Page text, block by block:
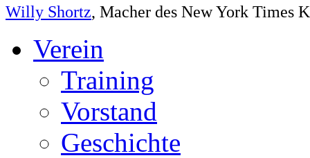
Willy Shortz, Macher des New York Times
Verein
Training
Vorstand
Geschichte